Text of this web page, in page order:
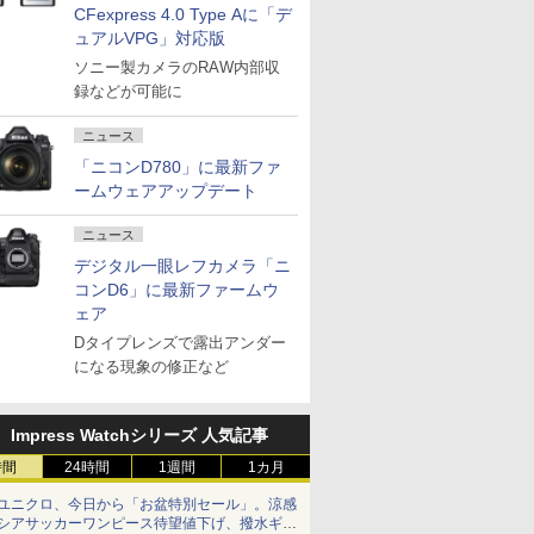
CFexpress 4.0 Type Aに「デ
ュアルVPG」対応版
ソニー製カメラのRAW内部収
録などが可能に
ニュース
「ニコンD780」に最新ファ
ームウェアアップデート
ニュース
デジタル一眼レフカメラ「ニ
コンD6」に最新ファームウ
ェア
Dタイプレンズで露出アンダー
になる現象の修正など
Impress Watchシリーズ 人気記事
24時間 1週間 1カ月
ニクロ、今日から「お盆特別セール」。涼感
アサッカーワンピース待望値下げ、撥水ギア